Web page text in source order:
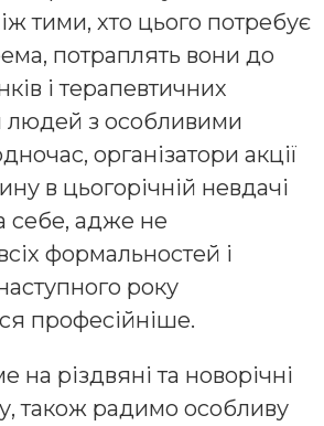
тими, хто цього потребує
потраплять вони до
і терапевтичних
людей з особливими
організатори акції
в цьогорічній невдачі
себе, адже не
формальностей і
року
професійніше.
на різдвяні та новорічні
також радимо особливу